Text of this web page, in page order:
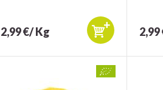
2,99 €/ Kg 2,99